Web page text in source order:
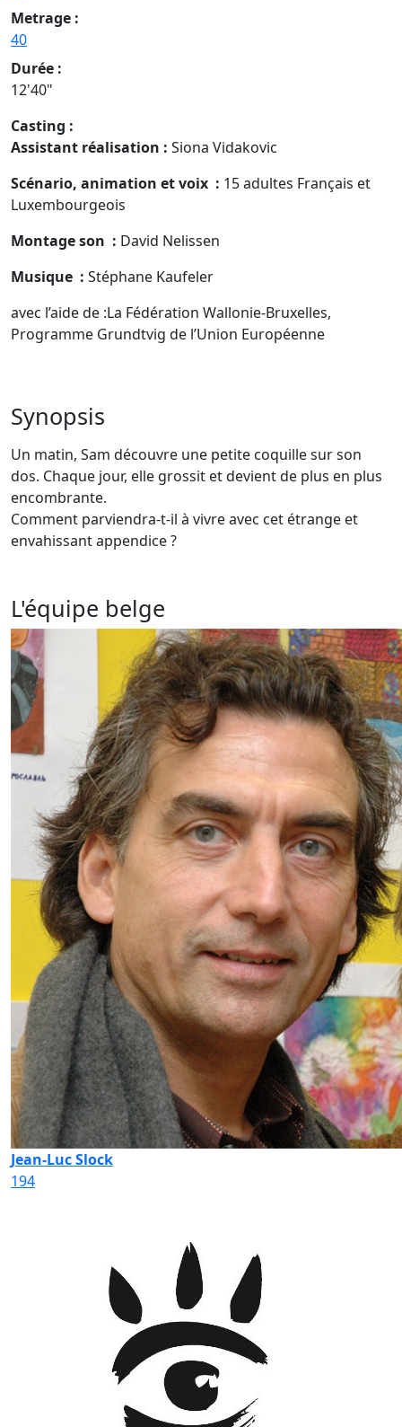
Metrage :
40
Durée :
12'40"
Casting :
Assistant réalisation : Siona Vidakovic
Scénario, animation et voix : 15 adultes Français et
Luxembourgeois
Montage son : David Nelissen
Musique : Stéphane Kaufeler
avec l’aide de :La Fédération Wallonie-Bruxelles,
Programme Grundtvig de l’Union Européenne
Synopsis
Un matin, Sam découvre une petite coquille sur son
dos. Chaque jour, elle grossit et devient de plus en plus
encombrante.
Comment parviendra-t-il à vivre avec cet étrange et
envahissant appendice ?
L'équipe belge
Jean-Luc Slock
194